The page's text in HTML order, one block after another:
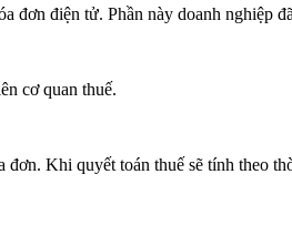
đơn điện tử. Phần này doanh nghiệp
cơ quan thuế.
Khi quyết toán thuế sẽ tính theo